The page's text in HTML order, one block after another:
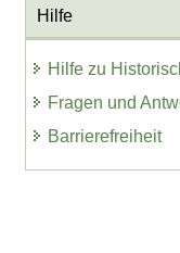
Hilfe
Hilfe zu
Fragen und
Barrierefreiheit